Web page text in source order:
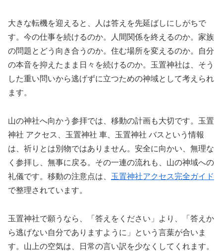
大きな転機を迎えると、人は答えを先延ばしにしがちで
す。今の仕事を続けるのか。人間関係を終えるのか。家族
の問題とどう向き合うのか。住む場所を変えるのか。自分
の本音を抑えたまま日々を続けるのか。玉置神社は、そう
した重い問いから逃げずに立つための神域として考えられ
ます。
山の神社へ向かう参拝では、移動の計画も大切です。玉置
神社 アクセス、玉置神社 車、玉置神社 バスという情報
は、祈りとは別物ではありません。安全に向かい、無理な
く参拝し、無事に戻る。その一連の流れも、山の神域への
礼儀です。移動の注意点は、 玉置神社アクセス完全ガイド
で整理されています。
玉置神社で願うなら、「答えをください」より、「答えか
ら逃げない自分でありますように」という言葉が合いま
す。山上の空気は、日常の言い訳を少なくしてくれます。